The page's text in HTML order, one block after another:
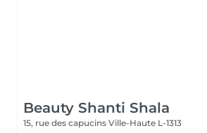
Beauty Shanti Shala
15, rue des capucins Ville-Haute L-1313